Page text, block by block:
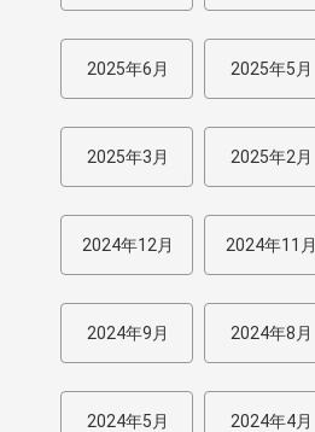
2025年6月 2025年5月
2025年3月 2025年2月
2024年12月 2024年11月
2024年9月 2024年8月
2024年5月 2024年4月